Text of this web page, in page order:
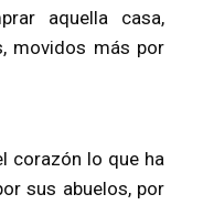
aquella casa,
movidos más por
corazón lo que ha
sus abuelos, por